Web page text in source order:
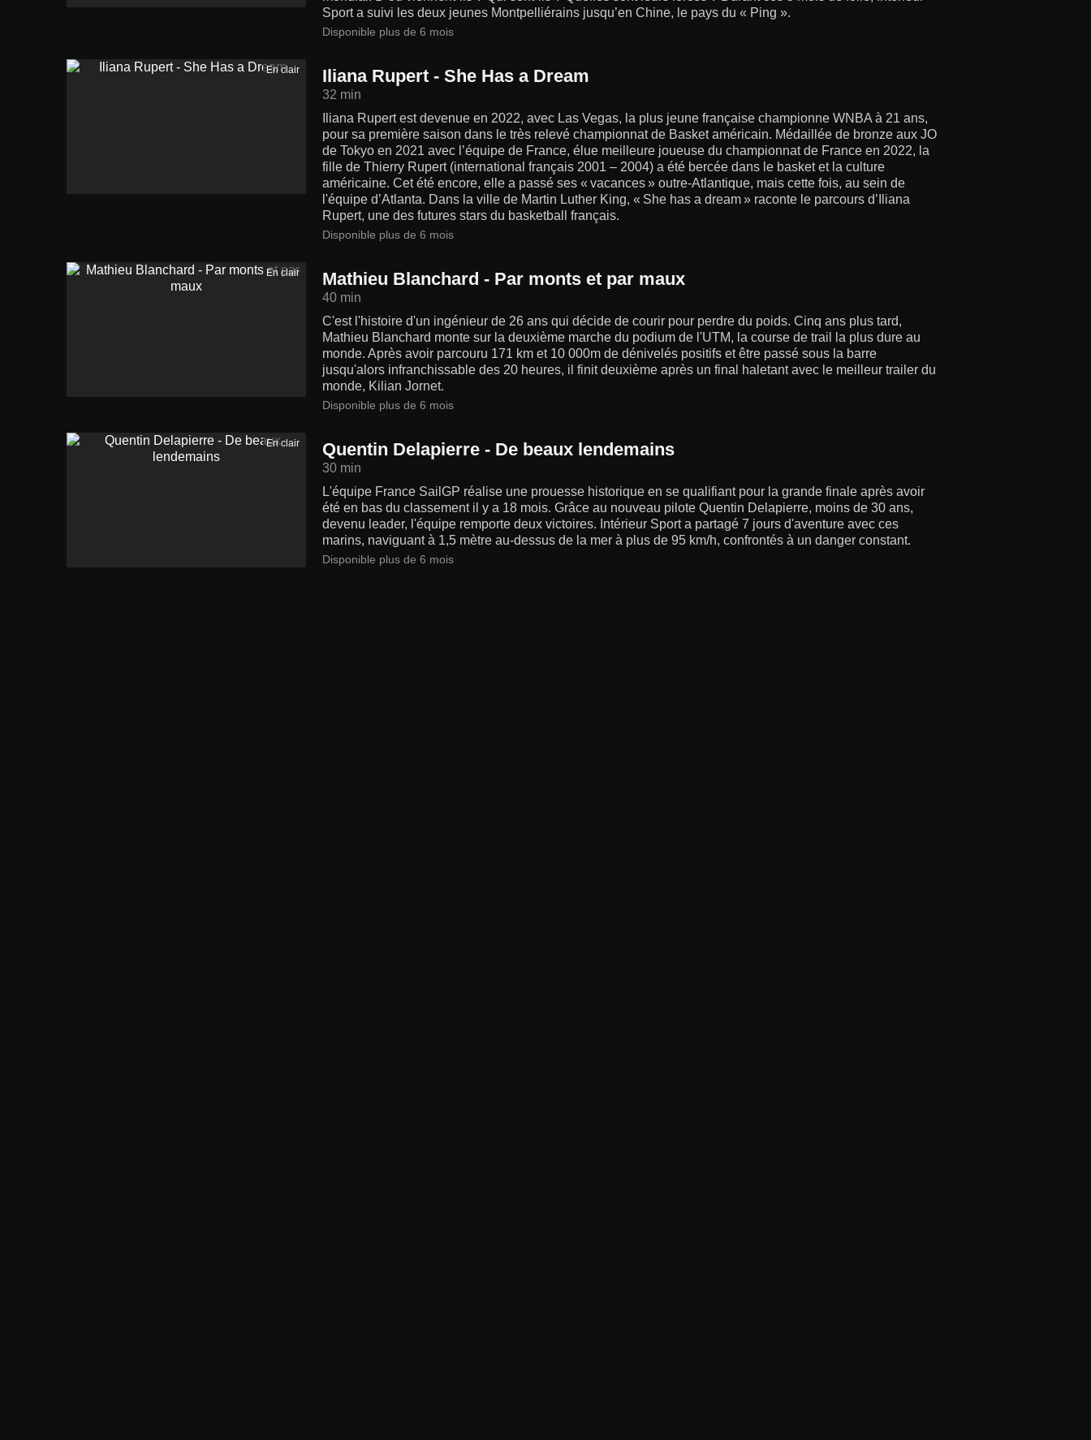
Sport a suivi les deux jeunes Montpelliérains jusqu’en Chine, le pays du « Ping ».
Disponible plus de 6 mois
En clair Iliana Rupert - She Has a Dream
32 min
Iliana Rupert est devenue en 2022, avec Las Vegas, la plus jeune française championne WNBA à 21 ans,
pour sa première saison dans le très relevé championnat de Basket américain. Médaillée de bronze aux JO
de Tokyo en 2021 avec l’équipe de France, élue meilleure joueuse du championnat de France en 2022, la
fille de Thierry Rupert (international français 2001 – 2004) a été bercée dans le basket et la culture
américaine. Cet été encore, elle a passé ses « vacances » outre-Atlantique, mais cette fois, au sein de
l'équipe d’Atlanta. Dans la ville de Martin Luther King, « She has a dream » raconte le parcours d’Iliana
Rupert, une des futures stars du basketball français.
Disponible plus de 6 mois
En clair Mathieu Blanchard - Par monts et par maux
40 min
C'est l'histoire d'un ingénieur de 26 ans qui décide de courir pour perdre du poids. Cinq ans plus tard,
Mathieu Blanchard monte sur la deuxième marche du podium de l'UTM, la course de trail la plus dure au
monde. Après avoir parcouru 171 km et 10 000m de dénivelés positifs et être passé sous la barre
jusqu'alors infranchissable des 20 heures, il finit deuxième après un final haletant avec le meilleur trailer du
monde, Kilian Jornet.
Disponible plus de 6 mois
En clair Quentin Delapierre - De beaux lendemains
30 min
L'équipe France SailGP réalise une prouesse historique en se qualifiant pour la grande finale après avoir
été en bas du classement il y a 18 mois. Grâce au nouveau pilote Quentin Delapierre, moins de 30 ans,
devenu leader, l'équipe remporte deux victoires. Intérieur Sport a partagé 7 jours d'aventure avec ces
marins, naviguant à 1,5 mètre au-dessus de la mer à plus de 95 km/h, confrontés à un danger constant.
Disponible plus de 6 mois